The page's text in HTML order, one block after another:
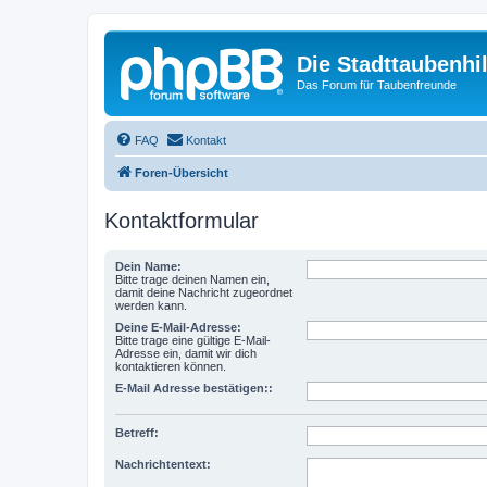
Die
Das Forum für Taubenfreunde
FAQ Kontakt
Foren-Übersicht
Kontaktformular
Dein Name:
Bitte trage deinen Namen ein,
damit deine Nachricht zugeordnet
werden kann.
Deine E-Mail-Adresse:
Bitte trage eine gültige E-Mail-
Adresse ein, damit wir dich
kontaktieren können.
E-Mail Adresse bestätigen::
Betreff:
Nachrichtentext: